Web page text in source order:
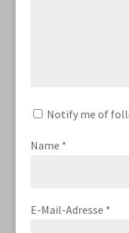
Notify me of
Name *
E-Mail-Adresse *